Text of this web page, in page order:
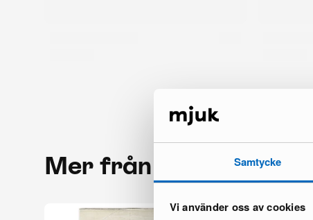
Samtycke
Vi använder oss av cookies
Mer från samma märke